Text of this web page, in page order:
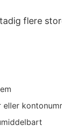
flere
eller